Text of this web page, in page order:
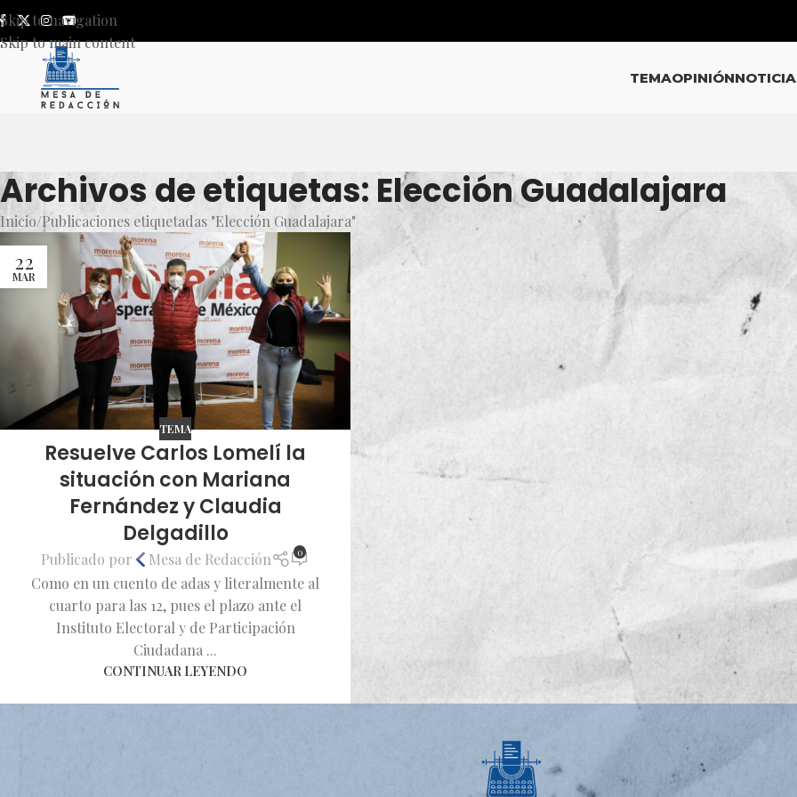
Skip to navigation
Skip to main content
TEMAOPINIÓN
Archivos de etiquetas: Elección Guadalajara
Inicio Publicaciones etiquetadas "Elección Guadalajara"
22
MAR
TEMA
Resuelve Carlos Lomelí la
situación con Mariana
Fernández y Claudia
Delgadillo
Publicado por Mesa de Redacción 0
Como en un cuento de adas y literalmente al
cuarto para las 12, pues el plazo ante el
Instituto Electoral y de Participación
Ciudadana ...
CONTINUAR LEYENDO